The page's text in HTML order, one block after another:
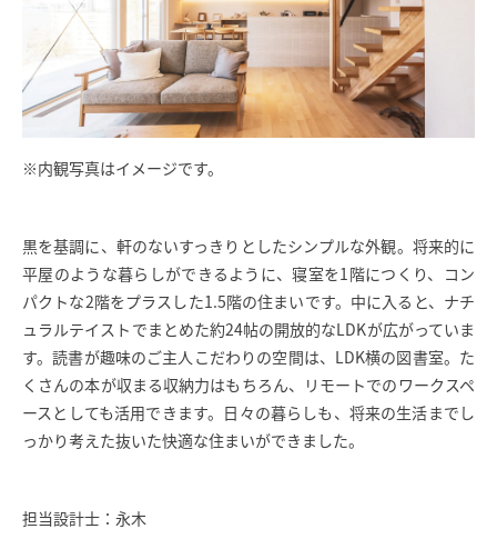
※内観写真はイメージです。
黒を基調に、軒のないすっきりとしたシンプルな外観。将来的に
平屋のような暮らしができるように、寝室を1階につくり、コン
パクトな2階をプラスした1.5階の住まいです。中に入ると、ナチ
ュラルテイストでまとめた約24帖の開放的なLDKが広がっていま
す。読書が趣味のご主人こだわりの空間は、LDK横の図書室。た
くさんの本が収まる収納力はもちろん、リモートでのワークスペ
ースとしても活用できます。日々の暮らしも、将来の生活までし
っかり考えた抜いた快適な住まいができました。
担当設計士：永木